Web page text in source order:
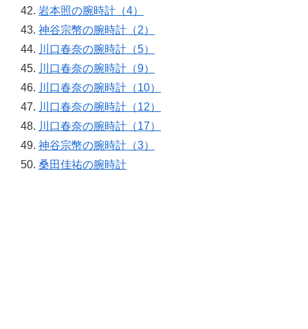
岩本照の腕時計（4）
神谷宗幣の腕時計（2）
川口春奈の腕時計（5）
川口春奈の腕時計（9）
川口春奈の腕時計（10）
川口春奈の腕時計（12）
川口春奈の腕時計（17）
神谷宗幣の腕時計（3）
桑田佳祐の腕時計